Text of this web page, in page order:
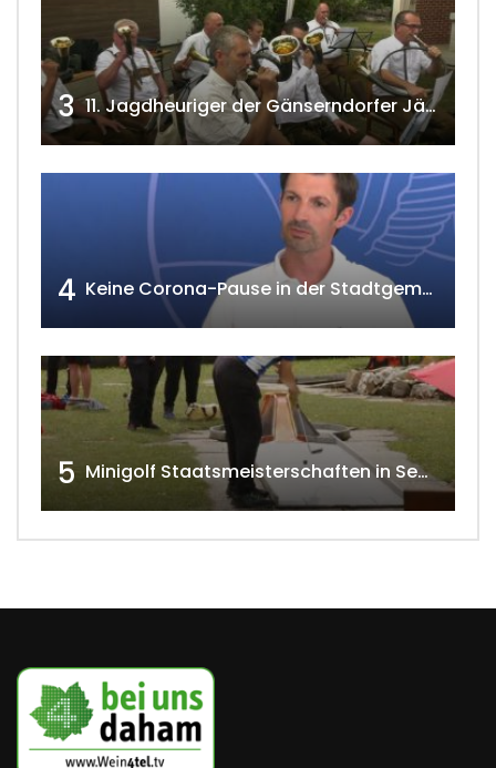
3 11. Jagdheuriger der Gänserndorfer Jäger 2020 w4tv166
4 Keine Corona-Pause in der Stadtgemeinde Gänserndorf Teil 1. w4tv173-2021
5 Minigolf Staatsmeisterschaften in Seefeld-Kadolz w4tv174